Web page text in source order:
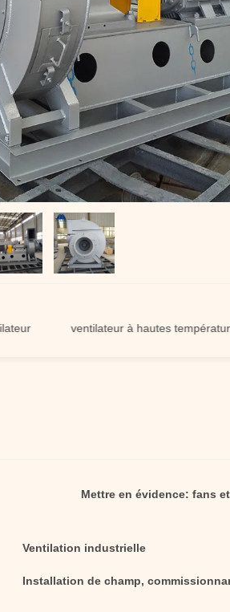
ventilateur à hautes températures
Mettre en évidence: fans
Ventilation industrielle
Installation de champ,